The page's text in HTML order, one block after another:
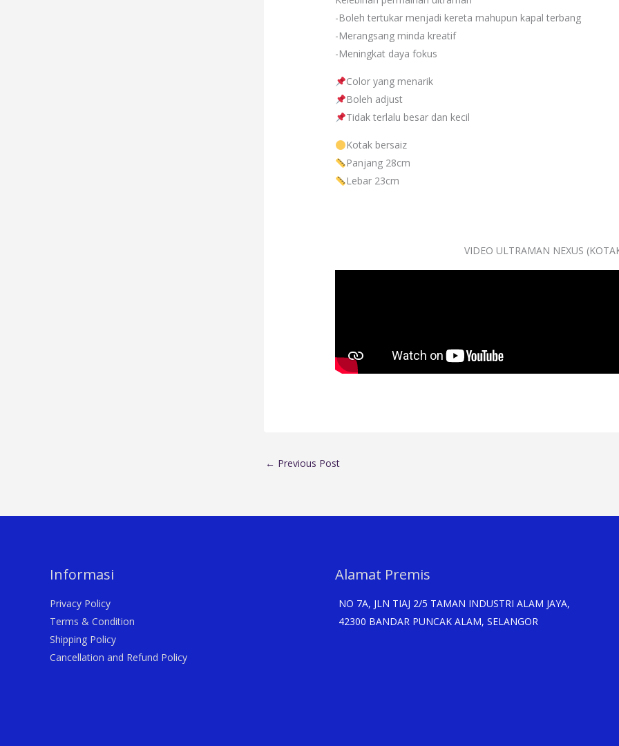
-Boleh tertukar menjadi kereta mahupun kapal terbang
-Merangsang minda kreatif
-Meningkat daya fokus
Color yang menarik
Boleh adjust
Tidak terlalu besar dan kecil
Kotak bersaiz
Panjang 28cm
Lebar 23cm
VIDEO ULTRAMAN NEXUS
← Previous Post
Informasi
Privacy Policy
Terms & Condition
Shipping Policy
Cancellation and Refund Policy
Alamat Premis
NO 7A, JLN TIAJ 2/5 TAMAN INDUSTRI ALAM JAYA,
42300 BANDAR PUNCAK ALAM, SELANGOR